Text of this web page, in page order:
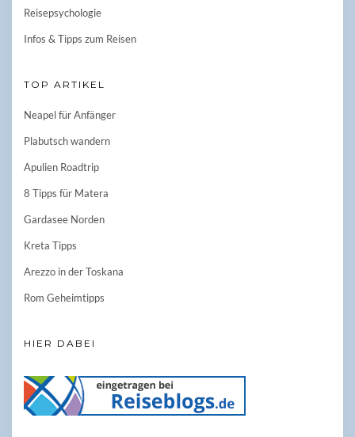
Reisepsychologie
Infos & Tipps zum Reisen
TOP ARTIKEL
Neapel für Anfänger
Plabutsch wandern
Apulien Roadtrip
8 Tipps für Matera
Gardasee Norden
Kreta Tipps
Arezzo in der Toskana
Rom Geheimtipps
HIER DABEI